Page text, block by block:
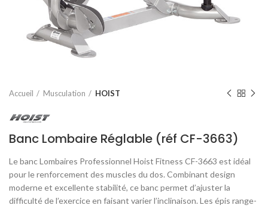
Accueil Musculation HOIST
Banc Lombaire Réglable (réf CF-3663)
Le banc Lombaires Professionnel Hoist Fitness CF-3663 est idéal
pour le renforcement des muscles du dos. Combinant design
moderne et excellente stabilité, ce banc permet d’ajuster la
difficulté de l’exercice en faisant varier l’inclinaison. Les épis range-